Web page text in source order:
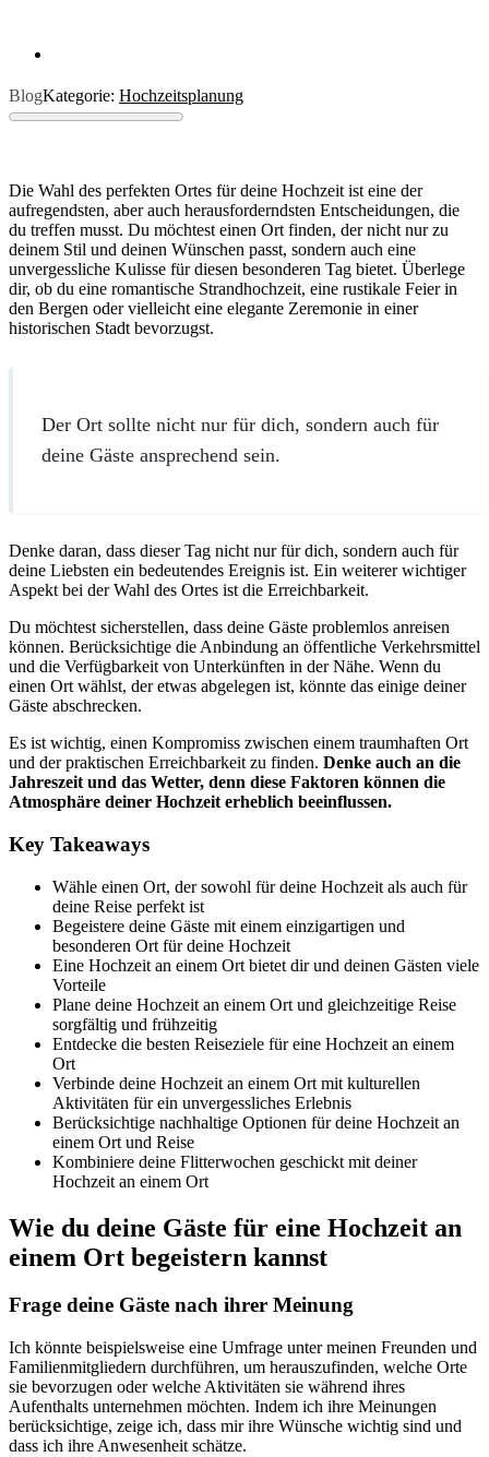
BlogKategorie: Hochzeitsplanung
Die Wahl des perfekten Ortes für deine Hochzeit ist eine der
aufregendsten, aber auch herausforderndsten Entscheidungen, die
du treffen musst. Du möchtest einen Ort finden, der nicht nur zu
deinem Stil und deinen Wünschen passt, sondern auch eine
unvergessliche Kulisse für diesen besonderen Tag bietet. Überlege
dir, ob du eine romantische Strandhochzeit, eine rustikale Feier in
den Bergen oder vielleicht eine elegante Zeremonie in einer
historischen Stadt bevorzugst.
Der Ort sollte nicht nur für dich, sondern auch für
deine Gäste ansprechend sein.
Denke daran, dass dieser Tag nicht nur für dich, sondern auch für
deine Liebsten ein bedeutendes Ereignis ist. Ein weiterer wichtiger
Aspekt bei der Wahl des Ortes ist die Erreichbarkeit.
Du möchtest sicherstellen, dass deine Gäste problemlos anreisen
können. Berücksichtige die Anbindung an öffentliche Verkehrsmittel
und die Verfügbarkeit von Unterkünften in der Nähe. Wenn du
einen Ort wählst, der etwas abgelegen ist, könnte das einige deiner
Gäste abschrecken.
Es ist wichtig, einen Kompromiss zwischen einem traumhaften Ort
und der praktischen Erreichbarkeit zu finden. Denke auch an die
Jahreszeit und das Wetter, denn diese Faktoren können die
Atmosphäre deiner Hochzeit erheblich beeinflussen.
Key Takeaways
Wähle einen Ort, der sowohl für deine Hochzeit als auch für
deine Reise perfekt ist
Begeistere deine Gäste mit einem einzigartigen und
besonderen Ort für deine Hochzeit
Eine Hochzeit an einem Ort bietet dir und deinen Gästen viele
Vorteile
Plane deine Hochzeit an einem Ort und gleichzeitige Reise
sorgfältig und frühzeitig
Entdecke die besten Reiseziele für eine Hochzeit an einem
Ort
Verbinde deine Hochzeit an einem Ort mit kulturellen
Aktivitäten für ein unvergessliches Erlebnis
Berücksichtige nachhaltige Optionen für deine Hochzeit an
einem Ort und Reise
Kombiniere deine Flitterwochen geschickt mit deiner
Hochzeit an einem Ort
Wie du deine Gäste für eine Hochzeit an
einem Ort begeistern kannst
Frage deine Gäste nach ihrer Meinung
Ich könnte beispielsweise eine Umfrage unter meinen Freunden und
Familienmitgliedern durchführen, um herauszufinden, welche Orte
sie bevorzugen oder welche Aktivitäten sie während ihres
Aufenthalts unternehmen möchten. Indem ich ihre Meinungen
berücksichtige, zeige ich, dass mir ihre Wünsche wichtig sind und
dass ich ihre Anwesenheit schätze.